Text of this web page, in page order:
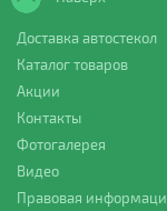
Доставка автостекол
Каталог товаров
Акции
Контакты
Фотогалерея
Видео
Правовая